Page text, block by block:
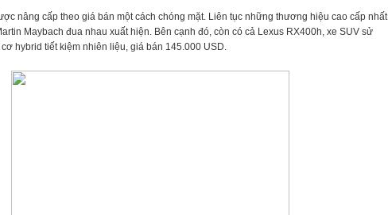
nâng cấp theo giá bán một cách chóng mặt. Liên tục những thương hiệu cao cấp nhất
Maybach đua nhau xuất hiện. Bên cạnh đó, còn có cả Lexus RX400h, xe SUV sử
hybrid tiết kiệm nhiên liệu, giá bán 145.000 USD.